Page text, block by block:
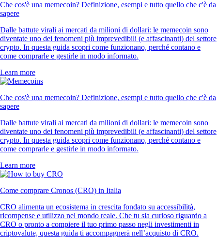
Che cos'è una memecoin? Definizione, esempi e tutto quello che c'è da
sapere
Dalle battute virali ai mercati da milioni di dollari: le memecoin sono
diventate uno dei fenomeni più imprevedibili (e affascinanti) del settore
crypto. In questa guida scopri come funzionano, perché contano e
come comprarle e gestirle in modo informato.
Learn more
Che cos'è una memecoin? Definizione, esempi e tutto quello che c'è da
sapere
Dalle battute virali ai mercati da milioni di dollari: le memecoin sono
diventate uno dei fenomeni più imprevedibili (e affascinanti) del settore
crypto. In questa guida scopri come funzionano, perché contano e
come comprarle e gestirle in modo informato.
Learn more
Come comprare Cronos (CRO) in Italia
CRO alimenta un ecosistema in crescita fondato su accessibilità,
ricompense e utilizzo nel mondo reale. Che tu sia curioso riguardo a
CRO o pronto a compiere il tuo primo passo negli investimenti in
criptovalute, questa guida ti accompagnerà nell’acquisto di CRO.